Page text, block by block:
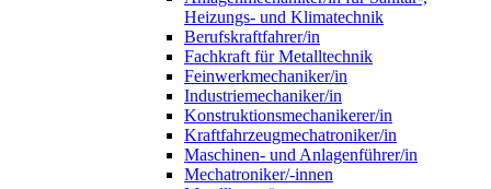
Heizungs- und Klimatechnik
Berufskraftfahrer/in
Fachkraft für Metalltechnik
Feinwerkmechaniker/in
Industriemechaniker/in
Konstruktionsmechanikerer/in
Kraftfahrzeugmechatroniker/in
Maschinen- und Anlagenführer/in
Mechatroniker/-innen